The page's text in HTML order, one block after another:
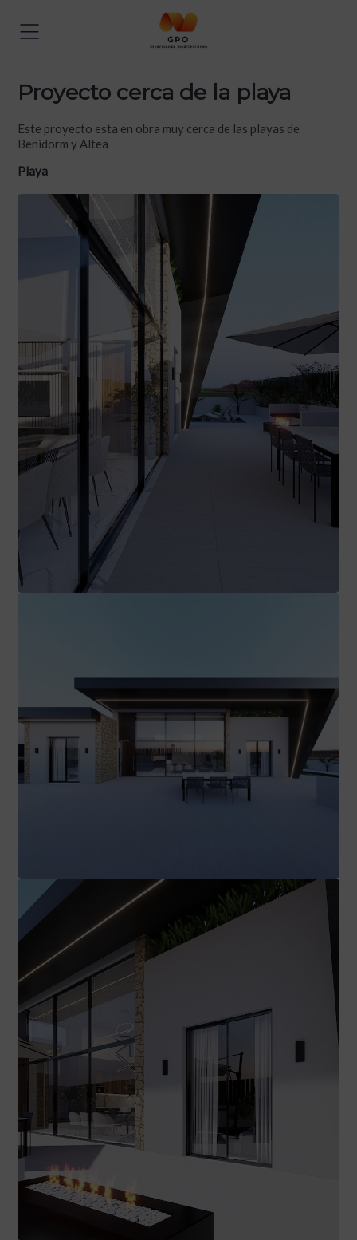
Proyecto cerca de la playa
Este proyecto esta en obra muy cerca de las playas de
Benidorm y Altea
Playa